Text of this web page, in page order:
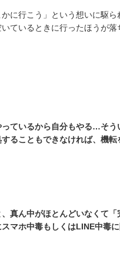
に行こう」という想いに駆
ているときに行ったほうが
ているから自分もやる…そ
ることもできなければ、機転
真ん中がほとんどいなくて
マホ中毒もしくはLINE中毒